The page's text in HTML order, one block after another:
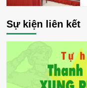
Sự kiện liên kết